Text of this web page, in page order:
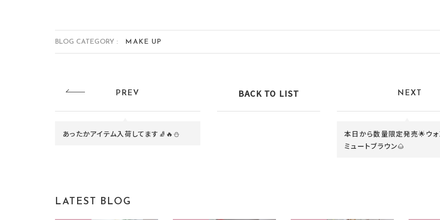
BLOG CATEGORY : MAKE UP
PREV
あったかアイテム入荷してます🧦🔥⛄
BACK TO LIST NEXT
本日から数量限定発売🌟ウォ
ミュートブラウン🌰
LATEST BLOG